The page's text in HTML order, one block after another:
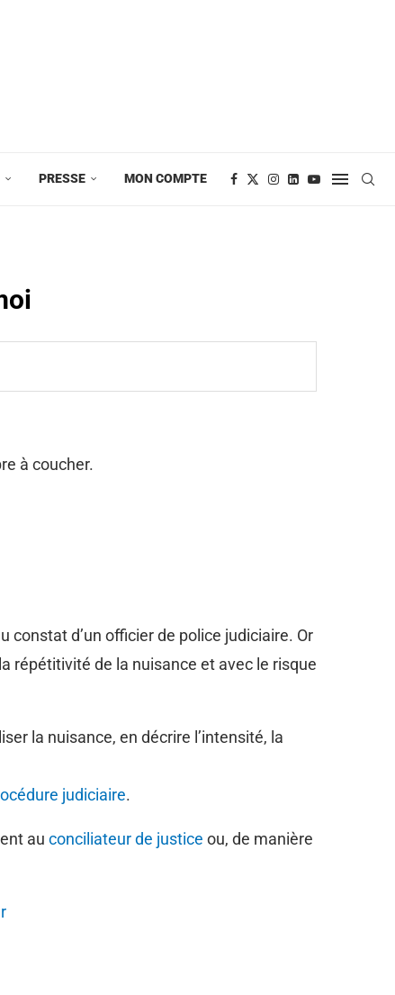
PRESSE MON COMPTE
à coucher.
constat d’un officier de police judiciaire. Or
répétitivité de la nuisance et avec le risque
la nuisance, en décrire l’intensité, la
judiciaire.
au conciliateur de justice ou, de manière